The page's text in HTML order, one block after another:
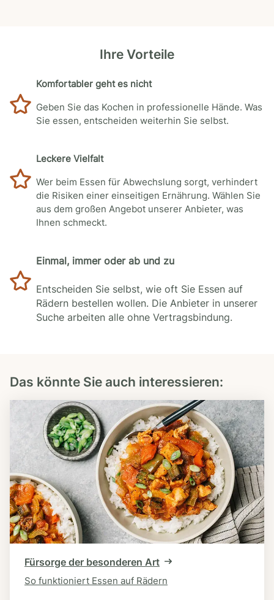
Ihre Vorteile
Komfortabler geht es nicht
Geben Sie das Kochen in professionelle Hände. Was
Sie essen, entscheiden weiterhin Sie selbst.
Leckere Vielfalt
Wer beim Essen für Abwechslung sorgt, verhindert
die Risiken einer einseitigen Ernährung. Wählen Sie
aus dem großen Angebot unserer Anbieter, was
Ihnen schmeckt.
Einmal, immer oder ab und zu
Entscheiden Sie selbst, wie oft Sie Essen auf
Rädern bestellen wollen. Die Anbieter in unserer
Suche arbeiten alle ohne Vertragsbindung.
Das könnte Sie auch interessieren:
Fürsorge der besonderen Art
So funktioniert Essen auf Rädern